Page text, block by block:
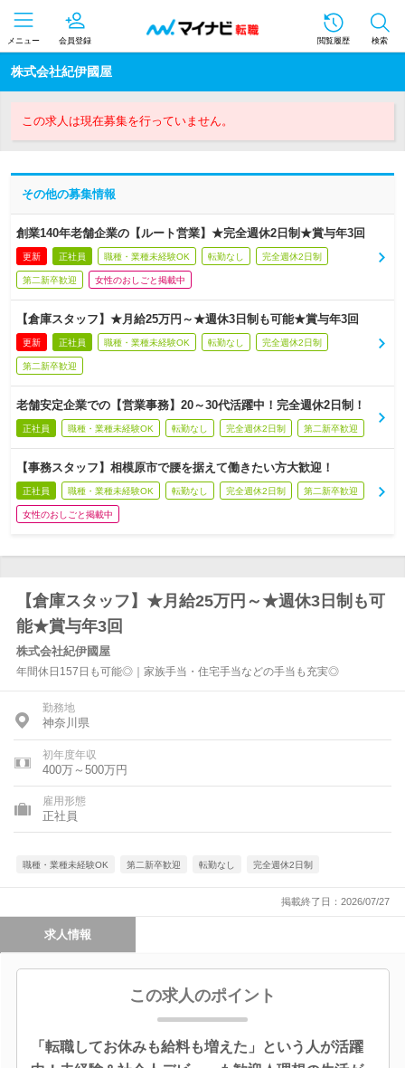
メニュー 会員登録 閲覧履歴 検索
株式会社紀伊國屋
この求人は現在募集を行っていません。
その他の募集情報
創業140年老舗企業の【ルート営業】★完全週休2日制★賞与年3回
更新 正社員 職種・業種未経験OK 転勤なし 完全週休2日制
第二新卒歓迎 女性のおしごと掲載中
【倉庫スタッフ】★月給25万円～★週休3日制も可能★賞与年3回
更新 正社員 職種・業種未経験OK 転勤なし 完全週休2日制
第二新卒歓迎
老舗安定企業での【営業事務】20～30代活躍中！完全週休2日制！
正社員 職種・業種未経験OK 転勤なし 完全週休2日制 第二新卒歓迎
【事務スタッフ】相模原市で腰を据えて働きたい方大歓迎！
正社員 職種・業種未経験OK 転勤なし 完全週休2日制 第二新卒歓迎
女性のおしごと掲載中
【倉庫スタッフ】★月給25万円～★週休3日制も可
能★賞与年3回
株式会社紀伊國屋
年間休日157日も可能◎｜家族手当・住宅手当などの手当も充実◎
勤務地
神奈川県
初年度年収
400万～500万円
雇用形態
正社員
職種・業種未経験OK 第二新卒歓迎 転勤なし 完全週休2日制
掲載終了日：2026/07/27
求人情報
この求人のポイント
「転職してお休みも給料も増えた」という人が活躍